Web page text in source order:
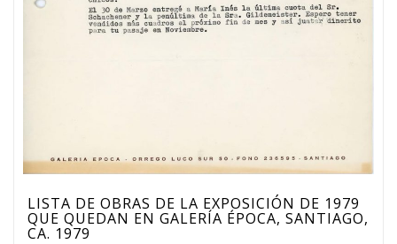
LISTA DE OBRAS DE LA EXPOSICIÓN DE 1979
QUE QUEDAN EN GALERÍA ÉPOCA, SANTIAGO,
CA. 1979